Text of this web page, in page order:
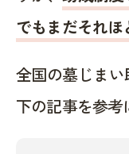
でもまだそれほ
全国の墓じま
下の記事を参考